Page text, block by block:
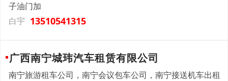
子油门加
白宇 13510541315
广西南宁城玮汽车租赁有限公司
南宁旅游租车公司，南宁会议包车公司，南宁接送机车出租